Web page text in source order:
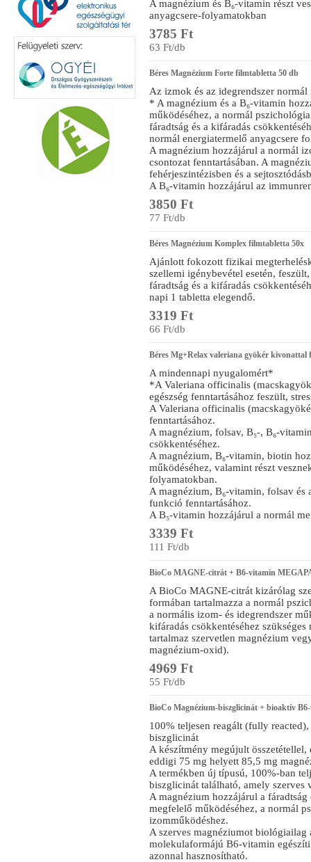
A magnézium és B₆-vitamin részt
anyagcsere-folyamatokban
3785 Ft
63 Ft/db
Béres Magnézium Forte filmtabletta 50 db
Az izmok és az idegrendszer
* A magnézium és a B₆-vitamin
működéséhez, a normál
fáradtság és a kifáradás
normál energiatermelő anyagcsere
A magnézium hozzájárul a normál
csontozat fenntartásában. A
fehérjeszintézisben és a
A B₆-vitamin hozzájárul az
3850 Ft
77 Ft/db
Béres Magnézium Komplex filmtabletta 50x
Ajánlott fokozott fizikai
szellemi igénybevétel esetén,
fáradtság és a kifáradás
napi 1 tabletta elegendő.
3319 Ft
66 Ft/db
Béres Mg+Relax valeriana gyökér kivonattal
A mindennapi nyugalomért*
*A Valeriana officinalis
egészség fenntartásához feszült,
A Valeriana officinalis
fenntartásához.
A magnézium, folsav, B₅-, B₆-
csökkentéséhez.
A magnézium, B₆-vitamin, biotin
működéséhez, valamint részt
folyamatokban.
A magnézium, B₆-vitamin, folsav
funkció fenntartásához.
A B₅-vitamin hozzájárul a normál
3339 Ft
111 Ft/db
BioCo MAGNE-citrát + B6-vitamin
A BioCo MAGNE-citrát kizárólag
formában tartalmazza a normál
a normális izom- és idegrendszer
kifáradás csökkentéséhez
tartalmaz szervetlen magnézium
magnézium-oxid).
4969 Ft
55 Ft/db
BioCo Magnézium-biszglicinát + bioaktív
100% teljesen reagált (fully
biszglicinát
A készítmény megújult
eddigi 75 mg helyett 85,5 mg
A termékben új típusú, 100%-ban
biszglicinát található, amely
A magnézium hozzájárul a
megfelelő működéséhez, a normál
izomműködéshez.
A szerves magnéziumot
molekulaformájú B6-vitamin
azonnal hasznosítható.